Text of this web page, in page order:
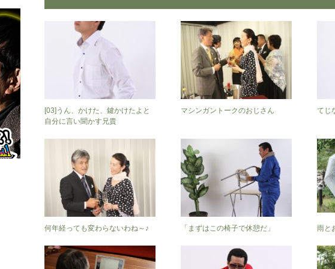
[03]うん、かけた、鍵かけたよと
自分に言い聞かす兄貴
マシンガントークのおじさん てじ
何年経っても変わらないわね～♪ 「まずはこの椅子で休憩だ」 雨と